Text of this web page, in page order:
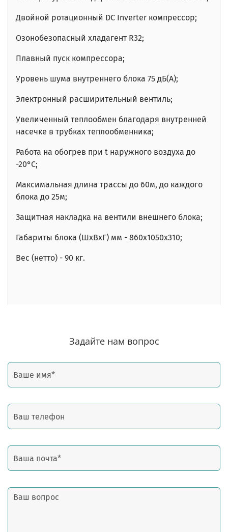
Двойной ротационный DC Inverter компрессор;
Озонобезопасный хладагент R32;
Плавный пуск компрессора;
Уровень шума внутреннего блока 75 дБ(А);
Электронный расширительный вентиль;
Увеличенный теплообмен благодаря внутренней
насечке в трубках теплообменника;
Работа на обогрев при t наружного воздуха до
-20°C;
Максимальная длина трассы до 60м, до каждого
блока до 25м;
Защитная накладка на вентили внешнего блока;
Габариты блока (ШхВхГ) мм - 860х1050х310;
Вес (нетто) - 90 кг.
Задайте нам вопрос